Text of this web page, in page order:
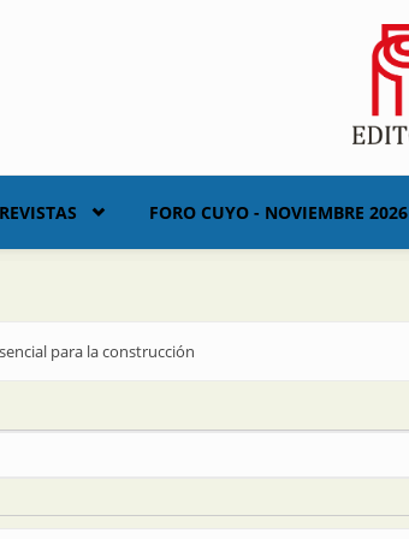
REVISTAS FORO CUYO - NOVIEMBRE 2026
para la construcción